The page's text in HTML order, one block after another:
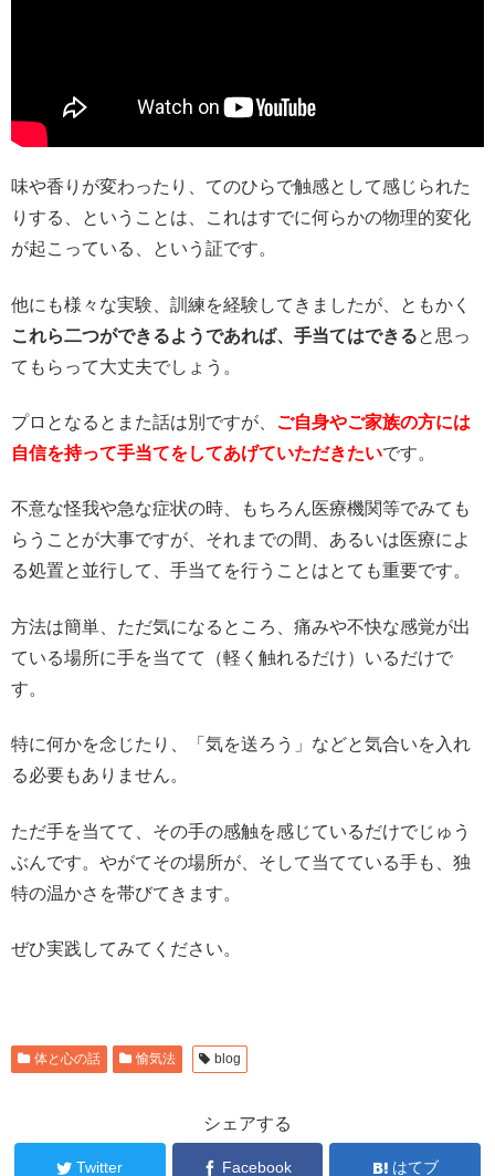
味や香りが変わったり、てのひらで触感として感じられた
りする、ということは、これはすでに何らかの物理的変化
が起こっている、という証です。
他にも様々な実験、訓練を経験してきましたが、ともかく
これら二つができるようであれば、手当てはできると思っ
てもらって大丈夫でしょう。
プロとなるとまた話は別ですが、 ご自身やご家族の方には
自信を持って手当てをしてあげていただきたいです。
不意な怪我や急な症状の時、もちろん医療機関等でみても
らうことが大事ですが、それまでの間、あるいは医療によ
る処置と並行して、手当てを行うことはとても重要です。
方法は簡単、ただ気になるところ、痛みや不快な感覚が出
ている場所に手を当てて（軽く触れるだけ）いるだけで
す。
特に何かを念じたり、「気を送ろう」などと気合いを入れ
る必要もありません。
ただ手を当てて、その手の感触を感じているだけでじゅう
ぶんです。やがてその場所が、そして当てている手も、独
特の温かさを帯びてきます。
ぜひ実践してみてください。
体と心の話 愉気法 blog
シェアする
Twitter Facebook はてブ